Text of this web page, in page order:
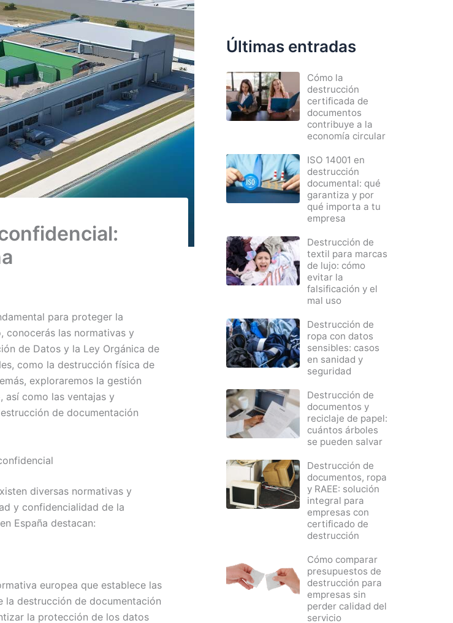
para proteger la
conocerás las normativas y
de Datos y la Ley Orgánica de
como la destrucción física de
exploraremos la gestión
así como las ventajas y
de documentación
diversas normativas y
y confidencialidad de la
España destacan:
europea que establece las
la destrucción de documentación
la protección de los datos
Últimas entradas
Cómo la
destrucción
certificada de
documentos
contribuye a la
economía circular
ISO 14001 en
destrucción
documental: qué
garantiza y por
qué importa a tu
empresa
Destrucción de
textil para marcas
de lujo: cómo
evitar la
falsificación y el
mal uso
Destrucción de
ropa con datos
sensibles: casos
en sanidad y
seguridad
Destrucción de
documentos y
reciclaje de papel:
cuántos árboles
se pueden salvar
Destrucción de
documentos, ropa
y RAEE: solución
integral para
empresas con
certificado de
destrucción
Cómo comparar
presupuestos de
destrucción para
empresas sin
perder calidad del
servicio